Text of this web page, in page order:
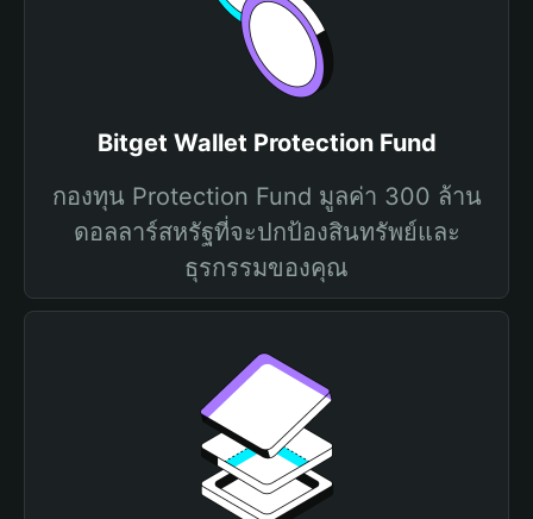
Bitget Wallet Protection Fund
กองทุน Protection Fund มูลค่า 300 ล้าน
ดอลลาร์สหรัฐที่จะปกป้องสินทรัพย์และ
ธุรกรรมของคุณ